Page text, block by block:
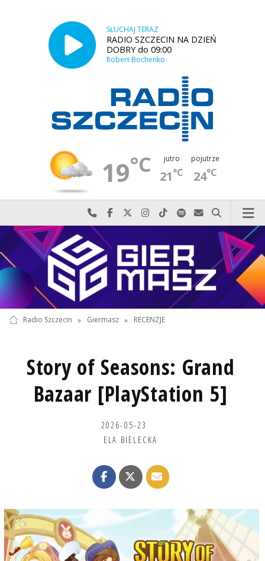
SŁUCHAJ TERAZ
RADIO SZCZECIN NA DZIEŃ
DOBRY do 09:00
Robert Bochenko
19°C jutro
21°C
pojutrze
24°C
Najlepiej po prostu do nas zadzwoń
Odwiedź nas na Facebook-u
Odwiedź nas na X
Odwiedź nas na Instagram-ie
Odwiedź nas na TikTok-u
Szukaj nas na Spotify
Wyślij do nas
Szukaj
Radio Szczecin » Giermasz » RECENZJE
Story of Seasons: Grand
Bazaar [PlayStation 5]
2026-05-23
ELA BIELECKA